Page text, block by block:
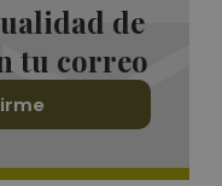
de
tu correo